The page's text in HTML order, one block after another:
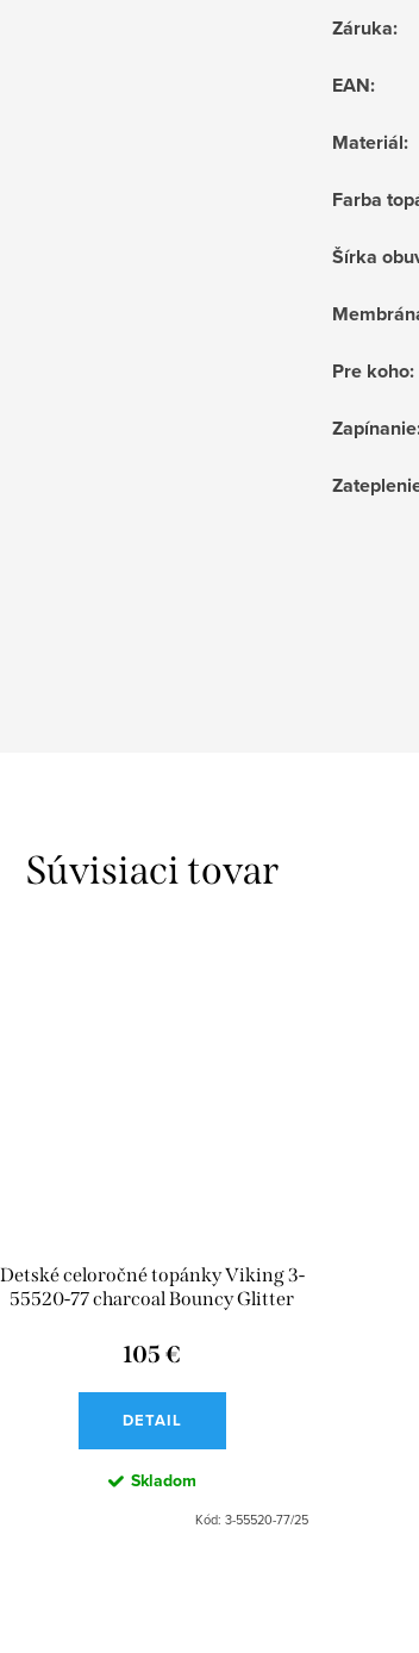
Záruka:
EAN:
Materiál:
Farba
Šírka
Pre koho:
Zapínanie
Súvisiaci tovar
Detské celoročné topánky Viking 3-
55520-77 charcoal Bouncy Glitter
105 €
DETAIL
Skladom
Kód: 3-55520-77/25